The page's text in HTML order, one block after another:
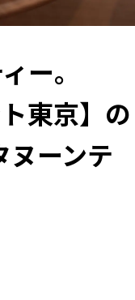
ー。
東京】の
ヌーンテ